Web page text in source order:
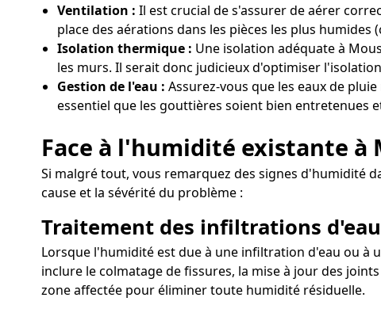
Ventilation : Il est crucial de s'assurer de aérer
place des aérations dans les pièces les plus
Isolation thermique : Une isolation adéquate à
les murs. Il serait donc judicieux d'optimiser
Gestion de l'eau : Assurez-vous que les eaux de
essentiel que les gouttières soient bien entretenues
Face à l'humidité existante à
Si malgré tout, vous remarquez des signes d'humidité
cause et la sévérité du problème :
Traitement des infiltrations
Lorsque l'humidité est due à une infiltration d'eau ou à
inclure le colmatage de fissures, la mise à jour des
zone affectée pour éliminer toute humidité résiduelle.